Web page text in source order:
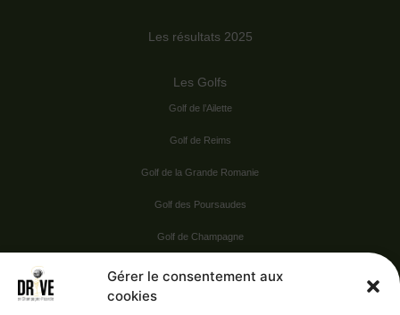
Gérer le consentement aux
cookies
Les résultats 2025
Les Golfs
Golf de l’Ailette
Golf de Reims
Golf de la Grande Romanie
Golf des Poursaudes
Golf de Champagne